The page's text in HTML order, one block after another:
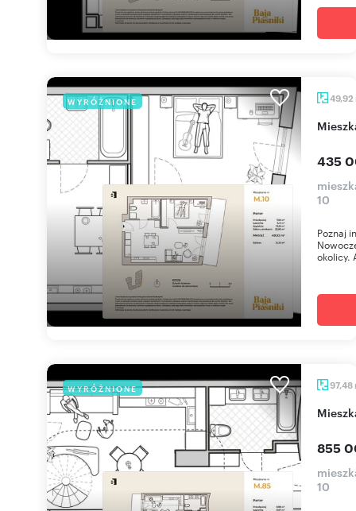
WYRÓŻNIONE 49,92
435
10
Poznaj
okolicy.
WYRÓŻNIONE 97,48
855
10